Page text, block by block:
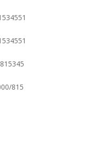
815